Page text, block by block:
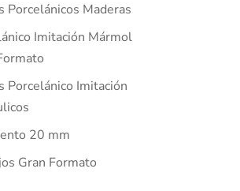
Porcelánicos Maderas
Imitación Mármol
Porcelánico Imitación
20 mm
Gran Formato